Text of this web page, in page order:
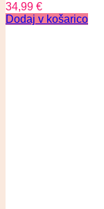
34,99 €
Dodaj v košarico